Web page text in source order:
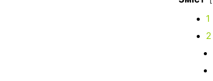
1
2